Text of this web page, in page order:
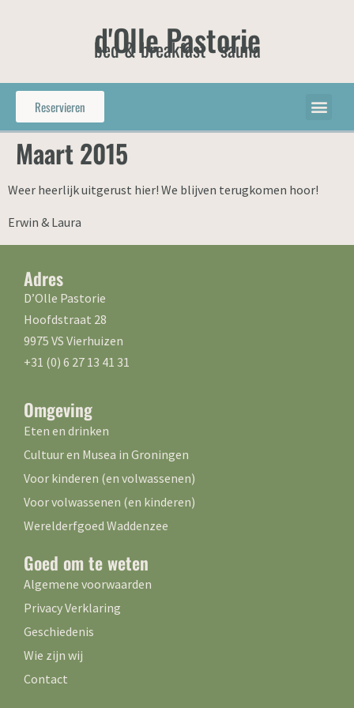
d'Olle Pastorie
bed & breakfast - sauna
Reservieren
Maart 2015
Weer heerlijk uitgerust hier! We blijven terugkomen hoor!
Erwin & Laura
Adres
D’Olle Pastorie
Hoofdstraat 28
9975 VS Vierhuizen
+31 (0) 6 27 13 41 31
Omgeving
Eten en drinken
Cultuur en Musea in Groningen
Voor kinderen (en volwassenen)
Voor volwassenen (en kinderen)
Werelderfgoed Waddenzee
Goed om te weten
Algemene voorwaarden
Privacy Verklaring
Geschiedenis
Wie zijn wij
Contact